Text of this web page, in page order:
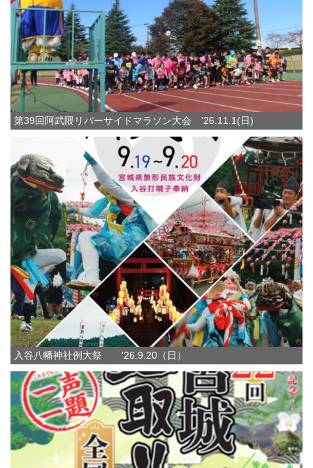
第39回阿武隈リバーサイドマラソン大会 '26.11.1(日)
入谷八幡神社例大祭 '26.9.20（日）